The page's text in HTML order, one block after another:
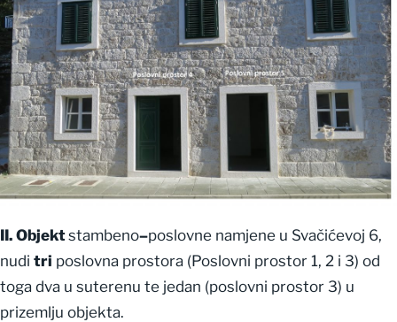
II. Objektstambeno–poslovne namjene u Svačićevoj 6,
nudi tri poslovna prostora (Poslovni prostor 1, 2 i 3) od
toga dva u suterenu te jedan (poslovni prostor 3) u
prizemlju objekta.